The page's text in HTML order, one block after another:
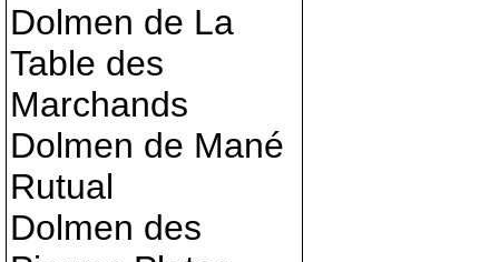
Dolmen de La
Table des
Marchands
Dolmen de Mané
Rutual
Dolmen des